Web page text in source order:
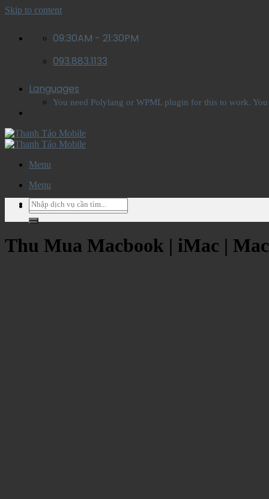
Skip to content
09:30AM - 21:30PM
093.883.1133
Languages
You need Polylang or WPML plugin for this to work.
Menu
Menu
Thu Mua Macbook | iMac |